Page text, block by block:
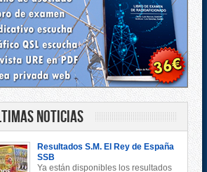
Noticias
Resultados S.M. El Rey de España
SSB
Ya están disponibles los resultados